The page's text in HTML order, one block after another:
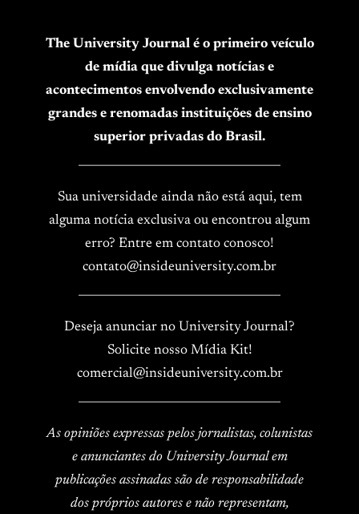
The University Journal é o primeiro veículo
de mídia que divulga notícias e
acontecimentos envolvendo exclusivamente
grandes e renomadas instituições de ensino
superior privadas do Brasil.
Sua universidade ainda não está aqui, tem
alguma notícia exclusiva ou encontrou algum
erro? Entre em contato conosco!
contato@insideuniversity.com.br
Deseja anunciar no University Journal?
Solicite nosso Mídia Kit!
comercial@insideuniversity.com.br
As opiniões expressas pelos jornalistas, colunistas
e anunciantes do University Journal em
publicações assinadas são de responsabilidade
dos próprios autores e não representam,